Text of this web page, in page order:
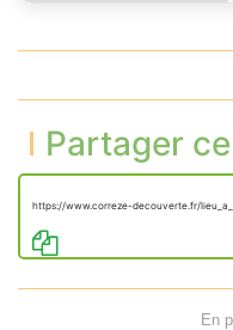
Partager
https://www.correze-decouverte.fr/
En